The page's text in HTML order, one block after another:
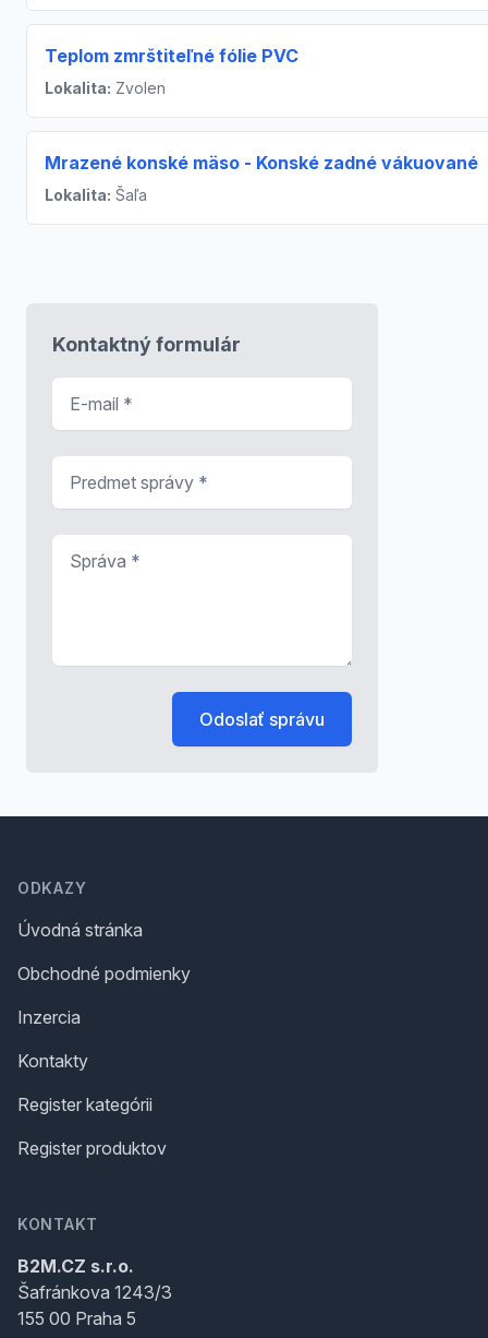
Teplom zmrštiteľné fólie PVC
Lokalita: Zvolen
Mrazené konské mäso - Konské zadné vákuované
Lokalita: Šaľa
Kontaktný formulár
Odoslať správu
ODKAZY
Úvodná stránka
Obchodné podmienky
Inzercia
Kontakty
Register kategórii
Register produktov
KONTAKT
B2M.CZ s.r.o.
Šafránkova 1243/3
155 00 Praha 5